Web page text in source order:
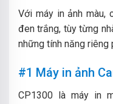
Với máy in ảnh màu,
đen trắng, tùy từng
những tính năng riêng
#1 Máy in ảnh
CP1300 là máy in